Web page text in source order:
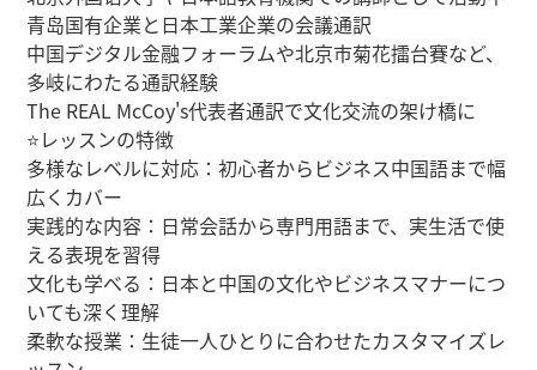
青岛国有企業と日本工業企業の会議通訳
中国デジタル金融フォーラムや北京市菊花擂台賽など、
多岐にわたる通訳経験
The REAL McCoy's代表者通訳で文化交流の架け橋に
⭐レッスンの特徴
多様なレベルに対応：初心者からビジネス中国語まで幅
広くカバー
実践的な内容：日常会話から専門用語まで、実生活で使
える表現を習得
文化も学べる：日本と中国の文化やビジネスマナーにつ
いても深く理解
柔軟な授業：生徒一人ひとりに合わせたカスタマイズレ